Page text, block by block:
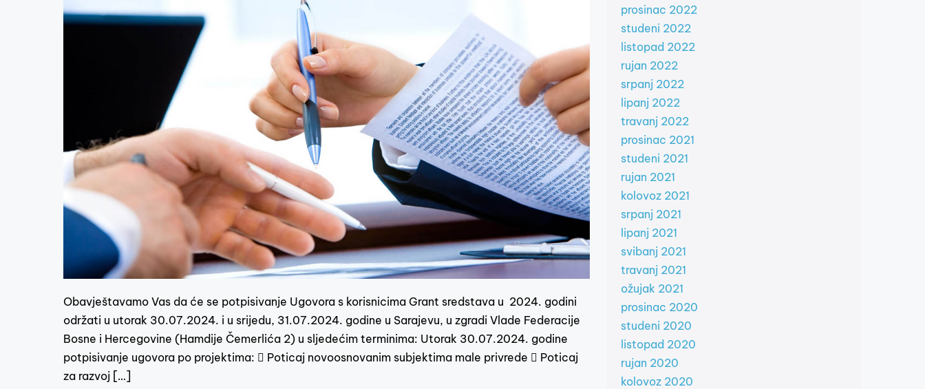
Obavještavamo Vas da će se potpisivanje Ugovora s korisnicima Grant sredstava u 2024. godini
održati u utorak 30.07.2024. i u srijedu, 31.07.2024. godine u Sarajevu, u zgradi Vlade Federacije
Bosne i Hercegovine (Hamdije Čemerlića 2) u sljedećim terminima: Utorak 30.07.2024. godine
potpisivanje ugovora po projektima:  Poticaj novoosnovanim subjektima male privrede  Poticaj
za razvoj […]
prosinac 2022
studeni 2022
listopad 2022
rujan 2022
srpanj 2022
lipanj 2022
travanj 2022
prosinac 2021
studeni 2021
rujan 2021
kolovoz 2021
srpanj 2021
lipanj 2021
svibanj 2021
travanj 2021
ožujak 2021
prosinac 2020
studeni 2020
listopad 2020
rujan 2020
kolovoz 2020